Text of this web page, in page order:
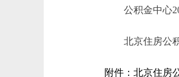
公积金中心
北京住房公积
附件：北京住房